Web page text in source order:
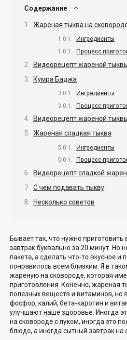
Содержание
Жареная тыква на
Ингредиенты
Процесс
Видеорецепт жареной
Кумра Баджа
Ингредиенты
Процесс
Видеорецепт жареной
Жареная сладкая тыква
Ингредиенты
Процесс
Видеорецепт сладкой
С чем подавать тыкву
Несколько советов
Бывает так, что нужно приготовить
завтрак буквально за 20 минут. Но
пакета, а сделать что-то вкусное и
понравилось всем близким. Я в
жареную на сковороде, которая
приготовления. Конечно, жареная
полезных веществ и витаминов, но
фосфор, калий, бета-каротин и
улучшают наше здоровье. Иногда
на сковороде с луком, иногда это
блюдо, а иногда сытный завтрак на